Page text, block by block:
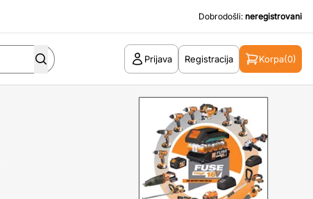
Dobrodošli: neregistrovani
Prijava Registracija Korpa(0)